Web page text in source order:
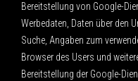
Bereitstellung von Google-
Werbedaten, Daten über den
Suche, Angaben zum
Browser des Users und
Bereitstellung der Google-